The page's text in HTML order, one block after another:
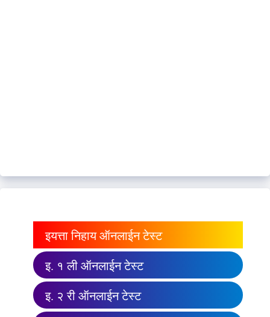
इयत्ता निहाय ऑनलाईन टेस्ट
इ. १ ली ऑनलाईन टेस्ट
इ. २ री ऑनलाईन टेस्ट